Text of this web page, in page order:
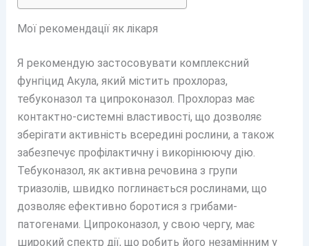
Мої рекомендації як лікаря
Я рекомендую застосовувати комплексний
фунгіцид Акула, який містить прохлораз,
тебуконазол та ципроконазол. Прохлораз має
контактно-системні властивості, що дозволяє
зберігати активність всередині рослини, а також
забезпечує профілактичну і викорінюючу дію.
Тебуконазол, як активна речовина з групи
триазолів, швидко поглинається рослинами, що
дозволяє ефективно боротися з грибами-
патогенами. Ципроконазол, у свою чергу, має
широкий спектр дії, що робить його незамінним у